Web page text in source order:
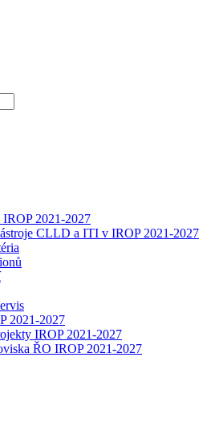
2021-2027
CLLD a ITI v IROP 2021-2027
2021-2027
IROP 2021-2027
ŘO IROP 2021-2027